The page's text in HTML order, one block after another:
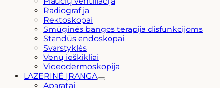
Radiografija
Rektoskopai
Smūginės bangos terapija disfunkcijoms
Standūs endoskopai
Svarstyklės
Venų ieškikliai
Videodermoskopija
LAZERINĖ ĮRANGA
Aparatai